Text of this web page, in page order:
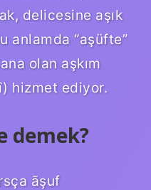
delicesine aşık
anlamda “aşüfte”
olan aşkım
hizmet ediyor.
demek?